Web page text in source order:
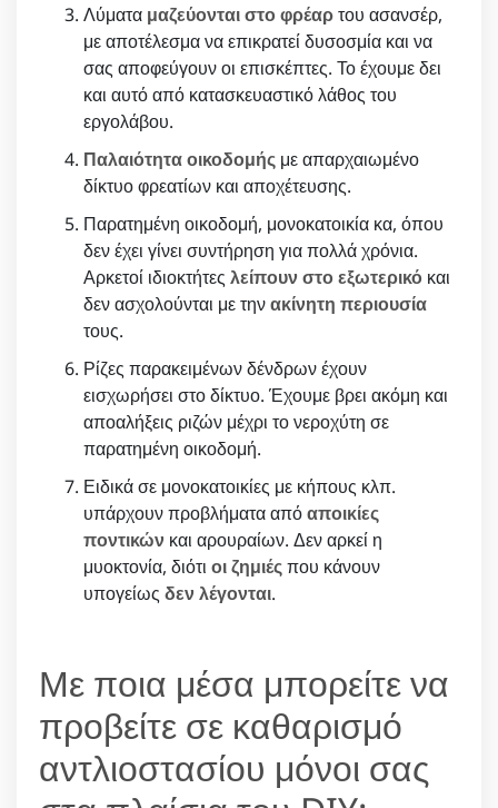
Λύματα μαζεύονται στο φρέαρτου ασανσέρ,
με αποτέλεσμα να επικρατεί δυσοσμία και να
σας αποφεύγουν οι επισκέπτες. Το έχουμε δει
και αυτό από κατασκευαστικό λάθος του
εργολάβου.
Παλαιότητα οικοδομής με απαρχαιωμένο
δίκτυο φρεατίων και αποχέτευσης.
Παρατημένη οικοδομή, μονοκατοικία κα, όπου
δεν έχει γίνει συντήρηση για πολλά χρόνια.
Αρκετοί ιδιοκτήτες λείπουν στο εξωτερικό και
δεν ασχολούνται με τηνακίνητη περιουσία
τους.
Ρίζες παρακειμένων δένδρων έχουν
εισχωρήσει στο δίκτυο. Έχουμε βρει ακόμη και
αποαλήξεις ριζών μέχρι το νεροχύτη σε
παρατημένη οικοδομή.
Ειδικά σε μονοκατοικίες με κήπους κλπ.
υπάρχουν προβλήματα απόαποικίες
ποντικών και αρουραίων. Δεν αρκεί η
μυοκτονία, διότι οι ζημιέςπου κάνουν
υπογείως δεν λέγονται.
Με ποια μέσα μπορείτε να
προβείτε σε καθαρισμό
αντλιοστασίου μόνοι σας